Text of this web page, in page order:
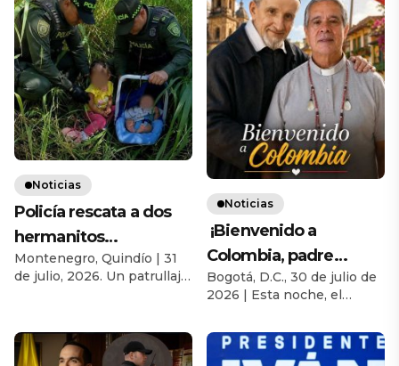
Noticias
Policía rescata a dos
hermanitos
abandonados por su
progenitora en zona
Quindío
Montenegro, Quindío | 31
de julio, 2026. Un patrullaje
convirtiéndose en un
operativo de rescate que
Noticias
¡Bienvenido a
Colombia, padre
Homero Marín
Arboleda, C.M. Nuevo
Obispo de
Tierradentro Cauca!
Bogotá, D.C., 30 de julio de
2026 | Esta noche, el
El Dorado de Bogotá fué
testigo del regreso a su